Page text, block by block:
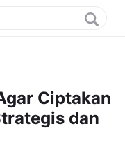
Ciptakan
dan